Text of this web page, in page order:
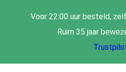
Voor 22:00 uur besteld,
Ruim 35 jaar